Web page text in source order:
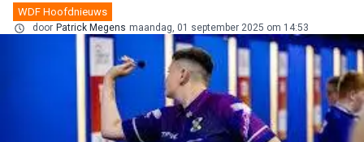
WDF Hoofdnieuws
door Patrick Megens maandag, 01 september 2025 om 14:53